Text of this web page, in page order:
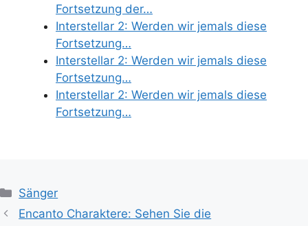
Fortsetzung der…
Interstellar 2: Werden wir jemals diese
Fortsetzung…
Interstellar 2: Werden wir jemals diese
Fortsetzung…
Interstellar 2: Werden wir jemals diese
Fortsetzung…
Categories
Sänger
Encanto Charaktere: Sehen Sie die